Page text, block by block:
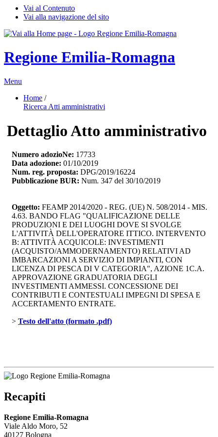
Vai al Contenuto
Vai alla navigazione del sito
Regione Emilia-Romagna
Menu
Home /
Ricerca Atti amministrativi
Dettaglio Atto amministrativo
Numero adozioNe: 17733
Data adozione: 01/10/2019
Num. reg. proposta: DPG/2019/16224
Pubblicazione BUR: Num. 347 del 30/10/2019
Oggetto: FEAMP 2014/2020 - REG. (UE) N. 508/2014 - MIS.
4.63. BANDO FLAG "QUALIFICAZIONE DELLE
PRODUZIONI E DEI LUOGHI DOVE SI SVOLGE
L'ATTIVITÀ DELL'OPERATORE ITTICO. INTERVENTO
B: ATTIVITÀ ACQUICOLE: INVESTIMENTI
(ACQUISTO/AMMODERNAMENTO) RELATIVI AD
IMBARCAZIONI A SERVIZIO DI IMPIANTI, CON
LICENZA DI PESCA DI V CATEGORIA", AZIONE 1C.A.
APPROVAZIONE GRADUATORIA DEGLI
INVESTIMENTI AMMESSI. CONCESSIONE DEI
CONTRIBUTI E CONTESTUALI IMPEGNI DI SPESA E
ACCERTAMENTO ENTRATE.
> Testo dell'atto (formato .pdf)
Recapiti
Regione Emilia-Romagna
Viale Aldo Moro, 52
40127 Bologna